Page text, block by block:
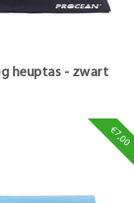
heuptas - zwart
€7,00